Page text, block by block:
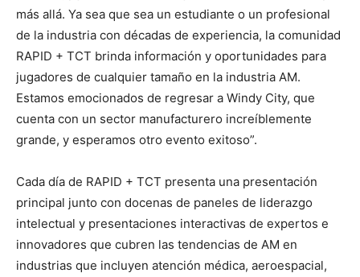
más allá. Ya sea que sea un estudiante o un profesional
de la industria con décadas de experiencia, la comunidad
RAPID + TCT brinda información y oportunidades para
jugadores de cualquier tamaño en la industria AM.
Estamos emocionados de regresar a Windy City, que
cuenta con un sector manufacturero increíblemente
grande, y esperamos otro evento exitoso”.
Cada día de RAPID + TCT presenta una presentación
principal junto con docenas de paneles de liderazgo
intelectual y presentaciones interactivas de expertos e
innovadores que cubren las tendencias de AM en
industrias que incluyen atención médica, aeroespacial,